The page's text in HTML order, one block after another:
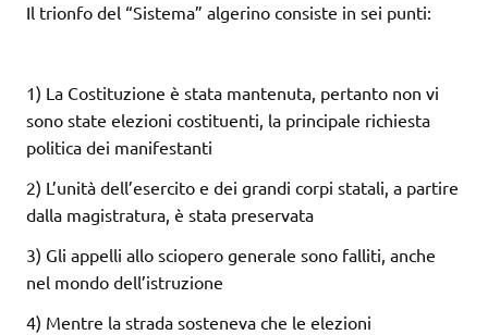
Il trionfo del “Sistema” algerino consiste in sei punti:
1) La Costituzione è stata mantenuta, pertanto non vi
sono state elezioni costituenti, la principale richiesta
politica dei manifestanti
2) L’unità dell’esercito e dei grandi corpi statali, a partire
dalla magistratura, è stata preservata
3) Gli appelli allo sciopero generale sono falliti, anche
nel mondo dell’istruzione
4) Mentre la strada sosteneva che le elezioni